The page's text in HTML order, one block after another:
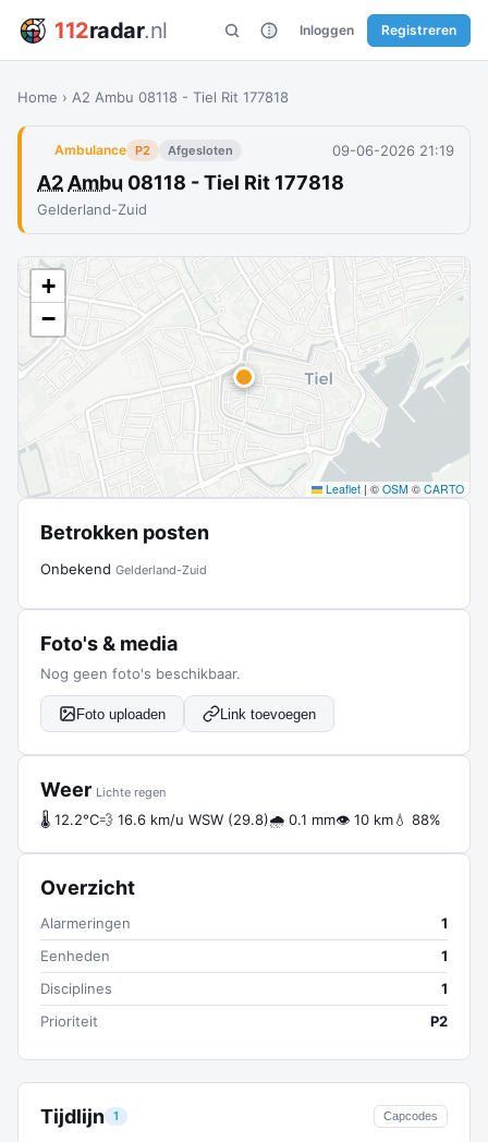
112radar.nl Inloggen Registreren
Home › A2 Ambu 08118 - Tiel Rit 177818
Ambulance P2 Afgesloten 09-06-2026 21:19
A2 Ambu 08118 - Tiel Rit 177818
Gelderland-Zuid
Tijdlijn 1 Capcodes
+
−
Leaflet | © OSM © CARTO
Betrokken posten
Onbekend Gelderland-Zuid
Foto's & media
Nog geen foto's beschikbaar.
Foto uploaden Link toevoegen
Weer Lichte regen
🌡 12.2°C💨 16.6 km/u WSW (29.8)🌧 0.1 mm👁 10 km💧 88%
Overzicht
Alarmeringen
1
Eenheden
1
Disciplines
1
Prioriteit
P2